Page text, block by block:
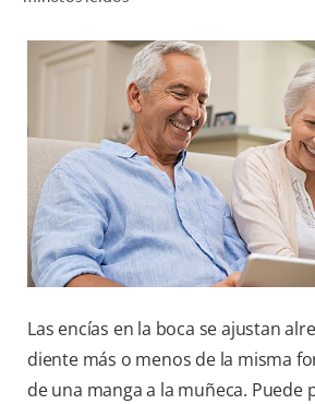
Las encías en la boca se ajustan
diente más o menos de la misma
de una manga a la muñeca. Puede